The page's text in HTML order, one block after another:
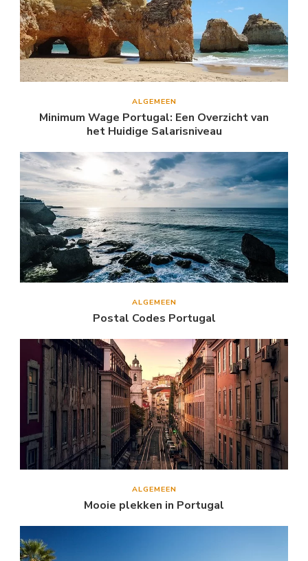
ALGEMEEN
Minimum Wage Portugal: Een Overzicht van
het Huidige Salarisniveau
ALGEMEEN
Postal Codes Portugal
ALGEMEEN
Mooie plekken in Portugal